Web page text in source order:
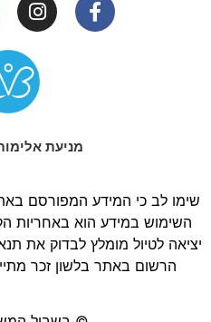
מניעת
שימו לב כי המידע המפורסם
השימוש במידע הוא באחריות
יציאה לטיול מומלץ לבדוק את
הרשום באתר בלשון זכר